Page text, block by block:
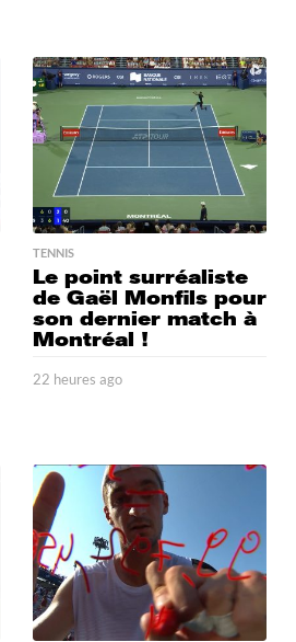
TENNIS
Le point surréaliste
de Gaël Monfils pour
son dernier match à
Montréal !
22 heures ago2
u
r
e
s
a
g
o